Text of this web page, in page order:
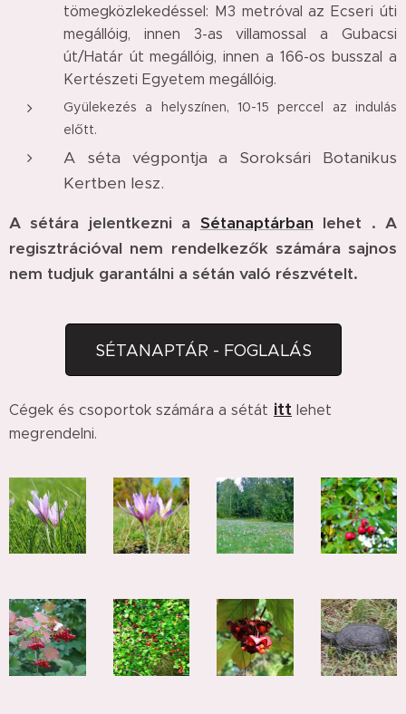
tömegközlekedéssel: M3 metróval az Ecseri úti
megállóig, innen 3-as villamossal a Gubacsi
út/Határ út megállóig, innen a 166-os busszal a
Kertészeti Egyetem megállóig.
Gyülekezés a helyszínen, 10-15 perccel az indulás
előtt.
A séta végpontja a Soroksári Botanikus
Kertben lesz.
A sétára jelentkezni a Sétanaptárban lehet . A
regisztrációval nem rendelkezők számára sajnos
nem tudjuk garantálni a sétán való részvételt.
SÉTANAPTÁR - FOGLALÁS
Cégek és csoportok számára a sétát itt lehet
megrendelni.